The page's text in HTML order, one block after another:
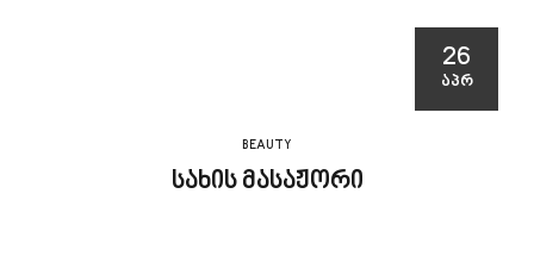
26
ᲐᲞᲠ
BEAUTY
სახის მასაჟორი